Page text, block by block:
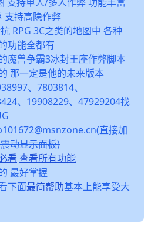
支持高隐作弊
RPG 3C之类的地图中 各种
功能全都有
魔兽争霸3冰封王座作弊脚本
那一定是他的未来版本
、7803814、
、19908229、47929204找
直接加
动显示面板)
看 查看所有功能
最好掌握
下面最简帮助基本上能享受大